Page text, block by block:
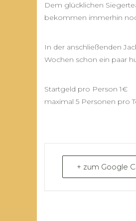
Dem glücklichen
bekommen immerhin
In der anschließenden
Wochen schon ein paar
Startgeld pro Person 1€
maximal 5 Personen pro
+ zum Google